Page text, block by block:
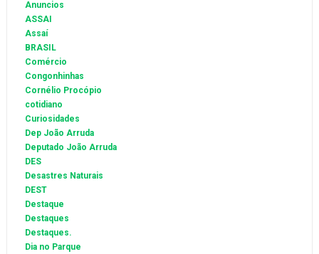
Anuncios
ASSAI
Assaí
BRASIL
Comércio
Congonhinhas
Cornélio Procópio
cotidiano
Curiosidades
Dep João Arruda
Deputado João Arruda
DES
Desastres Naturais
DEST
Destaque
Destaques
Destaques.
Dia no Parque